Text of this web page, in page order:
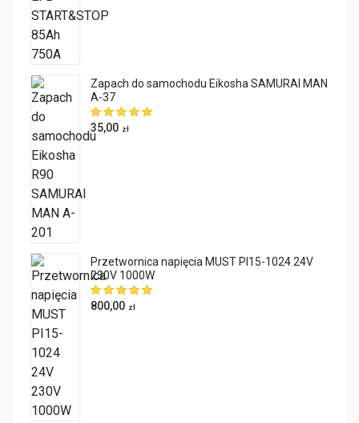
Zapach do samochodu Eikosha SAMURAI MAN
A-37
35,00 zł
Przetwornica napięcia MUST PI15-1024 24V
230V 1000W
800,00 zł